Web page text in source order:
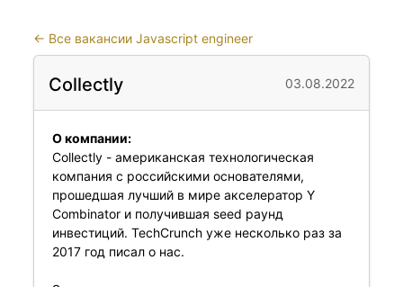
← Все вакансии Javascript engineer
Collectly 03.08.2022
О компании:
Collectly - американская технологическая
компания с российскими основателями,
прошедшая лучший в мире акселератор Y
Combinator и получившая seed раунд
инвестиций. TechCrunch уже несколько раз за
2017 год писал о нас.